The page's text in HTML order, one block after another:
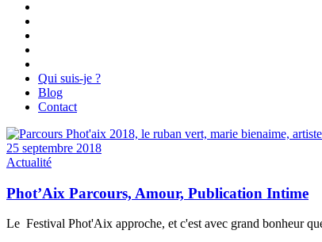
Qui suis-je ?
Blog
Contact
25 septembre 2018
Actualité
Phot’Aix Parcours, Amour, Publication Intime
Le Festival Phot'Aix approche, et c'est avec grand bonheur